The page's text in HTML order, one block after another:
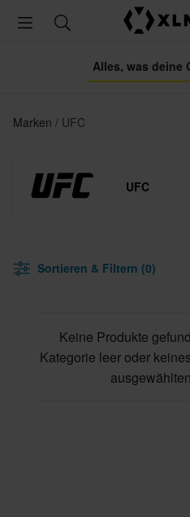
Alles, was deine
Marken UFC
UFC
Sortieren & Filtern (0)
Keine Produkte
Kategorie leer oder